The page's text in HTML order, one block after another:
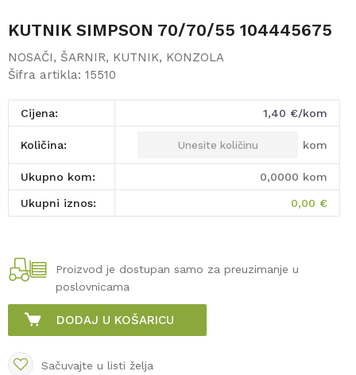
KUTNIK SIMPSON 70/70/55 104445675
NOSAČI, ŠARNIR, KUTNIK, KONZOLA
Šifra artikla: 15510
Cijena: 1,40 €/kom
Količina: kom
Ukupno kom: 0,0000 kom
Ukupni iznos: 0,00 €
Proizvod je dostupan samo za preuzimanje u
poslovnicama
DODAJ U KOŠARICU
Sačuvajte u listi želja